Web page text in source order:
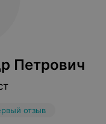
Петрович
отзыв